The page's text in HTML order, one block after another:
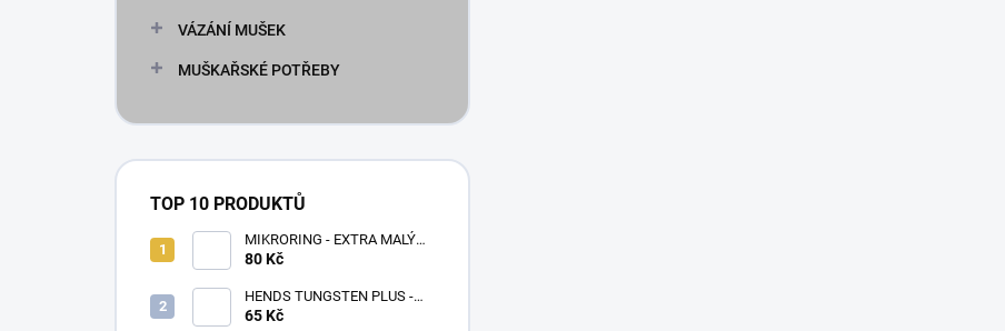
VÁZÁNÍ MUŠEK
MUŠKAŘSKÉ POTŘEBY
TOP 10 PRODUKTŮ
MIKRORING - EXTRA MALÝ
80 Kč
HENDS TUNGSTEN PLUS -
65 Kč